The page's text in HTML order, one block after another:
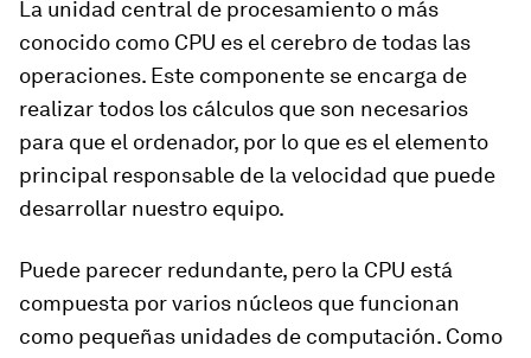
La unidad central de procesamiento o más
conocido como CPU es el cerebro de todas las
operaciones. Este componente se encarga de
realizar todos los cálculos que son necesarios
para que el ordenador, por lo que es el elemento
principal responsable de la velocidad que puede
desarrollar nuestro equipo.
Puede parecer redundante, pero la CPU está
compuesta por varios núcleos que funcionan
como pequeñas unidades de computación. Como